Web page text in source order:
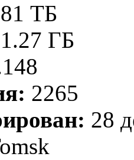
ТБ
ГБ
2265
28